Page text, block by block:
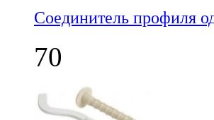
Соединитель профиля
70